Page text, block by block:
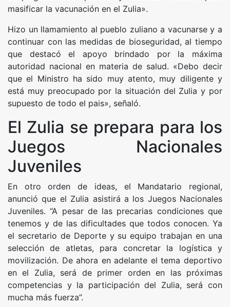
masificar la vacunación en el Zulia».
Hizo un llamamiento al pueblo zuliano a vacunarse y a
continuar con las medidas de bioseguridad, al tiempo
que destacó el apoyo brindado por la máxima
autoridad nacional en materia de salud. «Debo decir
que el Ministro ha sido muy atento, muy diligente y
está muy preocupado por la situación del Zulia y por
supuesto de todo el pais», señaló.
El Zulia se prepara para los
Juegos Nacionales
Juveniles
En otro orden de ideas, el Mandatario regional,
anunció que el Zulia asistirá a los Juegos Nacionales
Juveniles. “A pesar de las precarias condiciones que
tenemos y de las dificultades que todos conocen. Ya
el secretario de Deporte y su equipo trabajan en una
selección de atletas, para concretar la logística y
movilización. De ahora en adelante el tema deportivo
en el Zulia, será de primer orden en las próximas
competencias y la participación del Zulia, será con
mucha más fuerza”.